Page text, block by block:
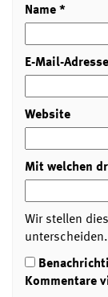
Name*
E-Mail-Adresse
Website
Mit welchen
Wir stellen
unterscheiden.
Kommentare